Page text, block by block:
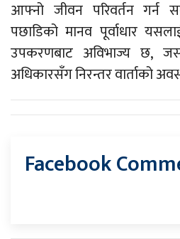
आफ्नो जीवन परिवर्तन गर्न
पछाडिको मानव पूर्वाधार
उपकरणबाट अविभाज्य छ,
अधिकारसँग निरन्तर वार्ताको
Facebook